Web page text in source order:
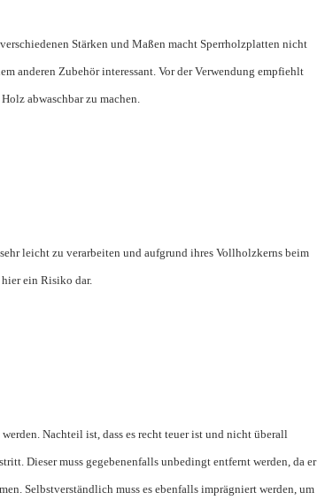
Stärken und Maßen macht Sperrholzplatten nicht
anderen Zubehör interessant. Vor der Verwendung empfiehlt
abwaschbar zu machen.
leicht zu verarbeiten und aufgrund ihres Vollholzkerns beim
ein Risiko dar.
Nachteil ist, dass es recht teuer ist und nicht überall
Dieser muss gegebenenfalls unbedingt entfernt werden, da er
Selbstverständlich muss es ebenfalls imprägniert werden, um